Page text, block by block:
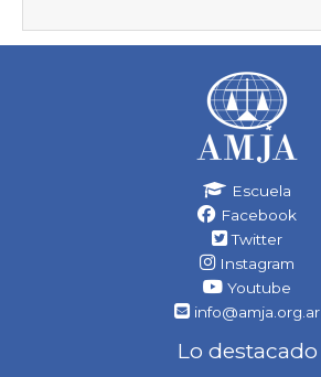
Escuela
Facebook
Twitter
Instagram
Youtube
info@amja.org.ar
Lo destacado